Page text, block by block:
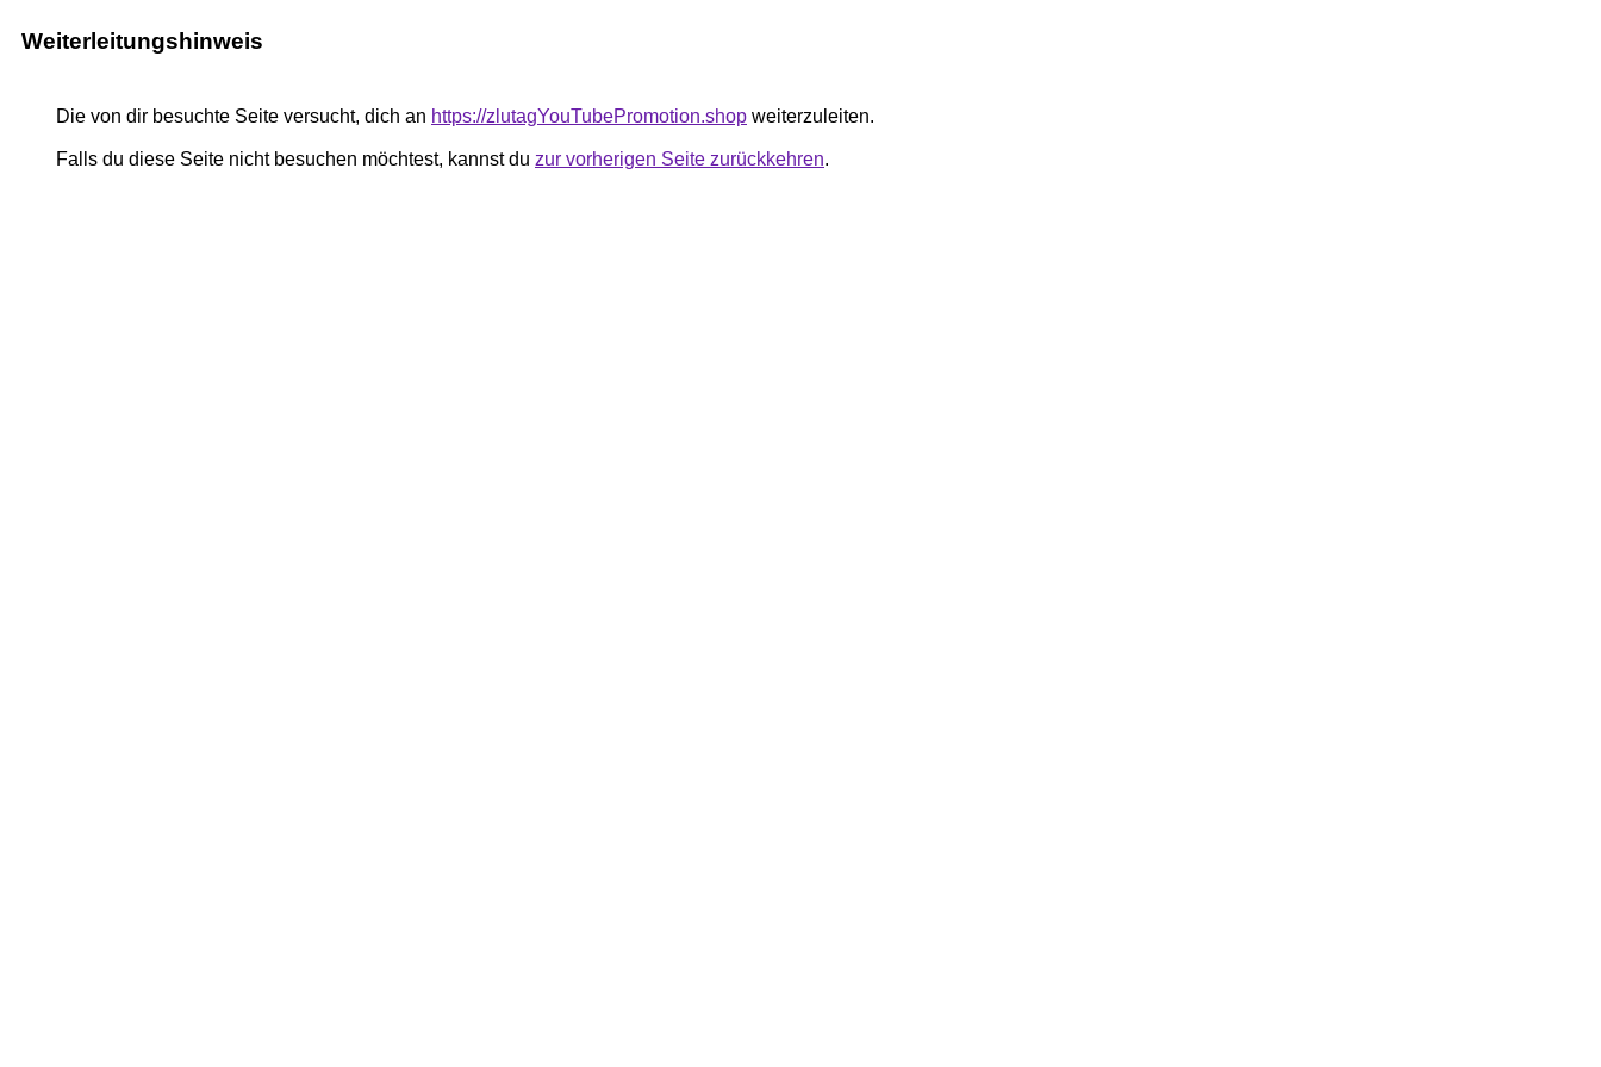
Weiterleitungshinweis
Die von dir besuchte Seite versucht, dich an https://zlutagYouTubePromotion.shop weiterzuleiten.
Falls du diese Seite nicht besuchen möchtest, kannst du zur vorherigen Seite zurückkehren.